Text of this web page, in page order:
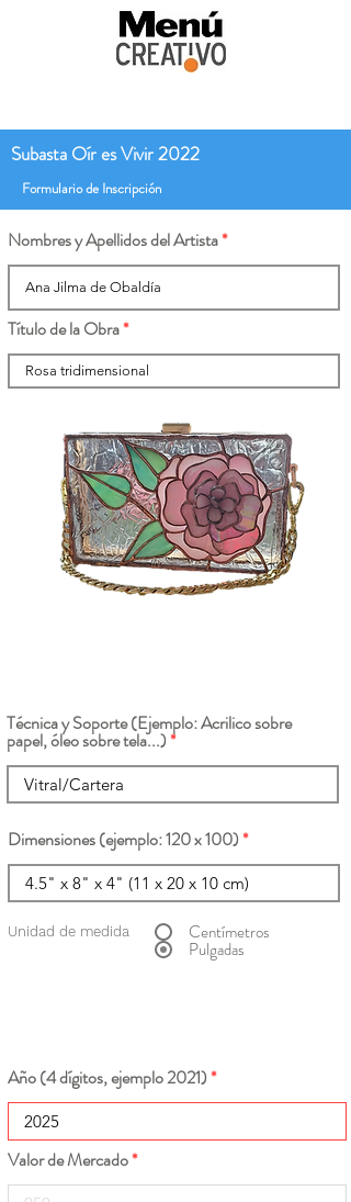
Subasta Oír es Vivir 2022
Formulario de Inscripción
Nombres y Apellidos del Artista
Título de la Obra
Técnica y Soporte (Ejemplo: Acrilico sobre
papel, óleo sobre tela...)
Dimensiones (ejemplo: 120 x 100)
Unidad de medida Centímetros
Pulgadas
Año (4 dígitos, ejemplo 2021)
Valor de Mercado